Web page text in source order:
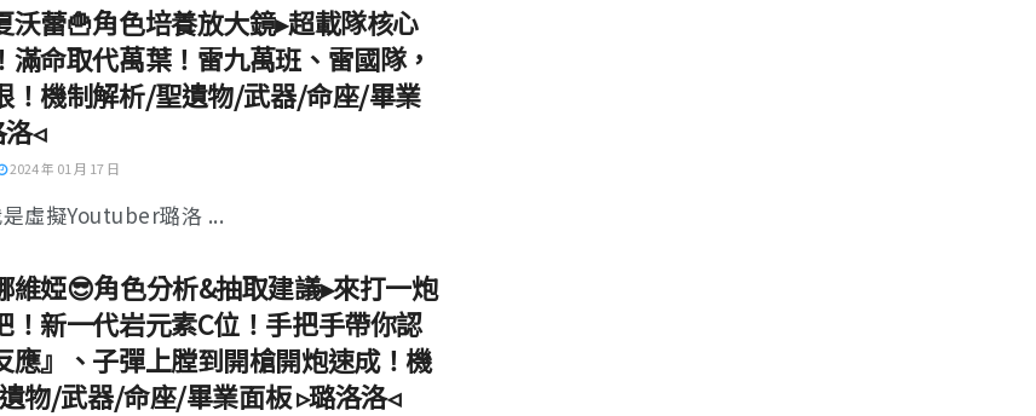
沃蕾🍟角色培養放大鏡▸超載隊核心
滿命取代萬葉！雷九萬班、雷國隊，
！機制解析/聖遺物/武器/命座/畢業
◃
2024 年 01 月 17 日
虛擬Youtuber璐洛 ...
維婭😎角色分析&抽取建議▸來打一炮
！新一代岩元素C位！手把手帶你認
應』、子彈上膛到開槍開炮速成！機
物/武器/命座/畢業面板 ▹璐洛洛◃